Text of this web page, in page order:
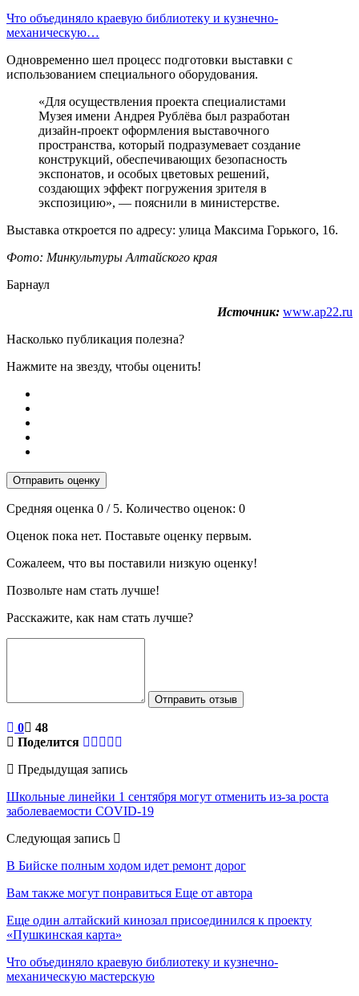
Что объединяло краевую библиотеку и кузнечно-
механическую…
Одновременно шел процесс подготовки выставки с
использованием специального оборудования.
«Для осуществления проекта специалистами
Музея имени Андрея Рублёва был разработан
дизайн-проект оформления выставочного
пространства, который подразумевает создание
конструкций, обеспечивающих безопасность
экспонатов, и особых цветовых решений,
создающих эффект погружения зрителя в
экспозицию», — пояснили в министерстве.
Выставка откроется по адресу: улица Максима Горького, 16.
Фото: Минкультуры Алтайского края
Барнаул
Источник: www.ap22.ru
Насколько публикация полезна?
Нажмите на звезду, чтобы оценить!
Отправить оценку
Средняя оценка 0 / 5. Количество оценок: 0
Оценок пока нет. Поставьте оценку первым.
Сожалеем, что вы поставили низкую оценку!
Позвольте нам стать лучше!
Расскажите, как нам стать лучше?
Отправить отзыв
0
48
Поделится
Предыдущая запись
Школьные линейки 1 сентября могут отменить из-за роста
заболеваемости COVID-19
Следующая запись
В Бийске полным ходом идет ремонт дорог
Вам также могут понравиться Еще от автора
Еще один алтайский кинозал присоединился к проекту
«Пушкинская карта»
Что объединяло краевую библиотеку и кузнечно-
механическую мастерскую